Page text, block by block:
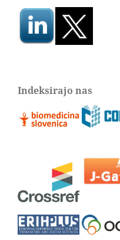
Indeksirajo nas